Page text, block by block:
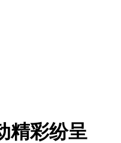
精彩纷呈